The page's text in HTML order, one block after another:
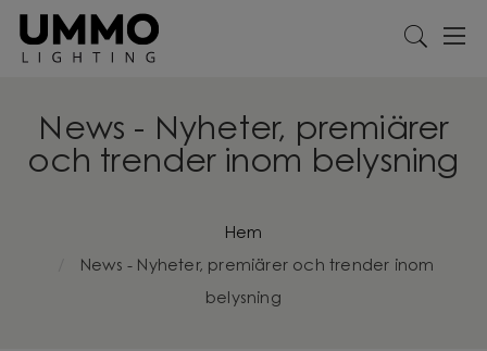
News - Nyheter, premiärer
och trender inom belysning
Hem
News - Nyheter, premiärer och trender inom
belysning